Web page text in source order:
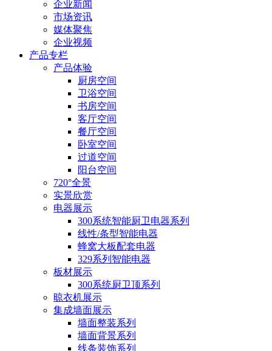
企业新闻
市场资讯
媒体聚焦
企业视频
产品专栏
产品体验
厨房空间
卫浴空间
书房空间
客厅空间
餐厅空间
卧室空间
过道空间
阳台空间
720°全景
实景欣赏
电器展示
300系统智能厨卫电器系列
线性/条型智能电器
蜂窝大板配套电器
329系列智能电器
板材展示
300系统厨卫顶系列
晾衣机展示
集成墙面展示
墙面整装系列
墙面背景系列
线条装饰系列